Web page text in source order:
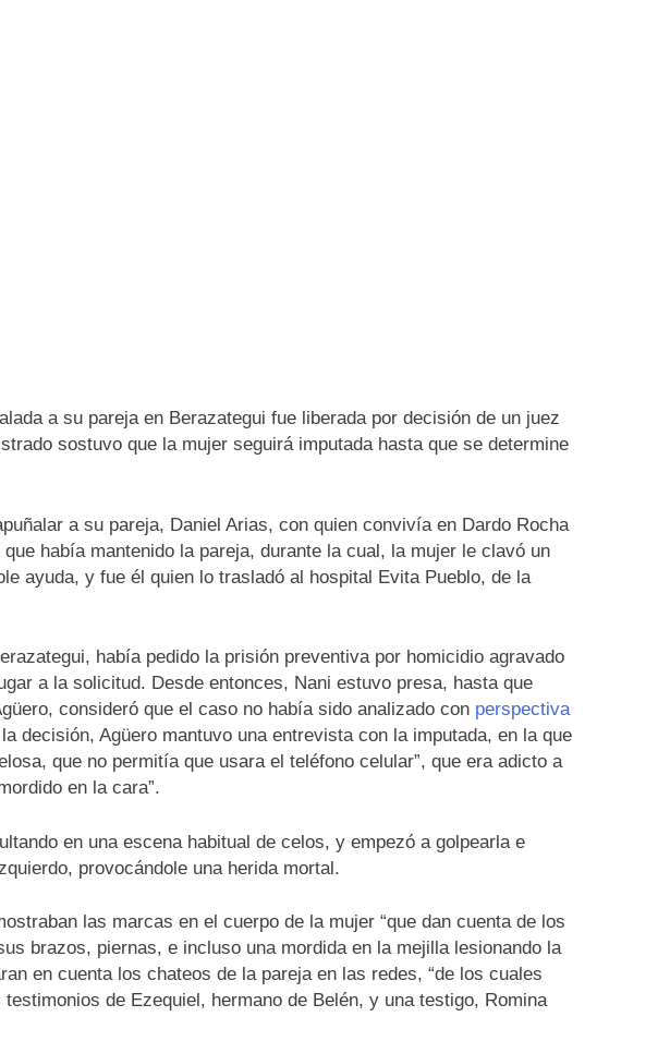
a su pareja en Berazategui fue liberada por decisión de un juez
sostuvo que la mujer seguirá imputada hasta que se determine
a su pareja, Daniel Arias, con quien convivía en Dardo Rocha
había mantenido la pareja, durante la cual, la mujer le clavó un
ayuda, y fue él quien lo trasladó al hospital Evita Pueblo, de la
había pedido la prisión preventiva por homicidio agravado
a la solicitud. Desde entonces, Nani estuvo presa, hasta que
consideró que el caso no había sido analizado con perspectiva
decisión, Agüero mantuvo una entrevista con la imputada, en la que
que no permitía que usara el teléfono celular”, que era adicto a
en la cara”.
en una escena habitual de celos, y empezó a golpearla e
provocándole una herida mortal.
las marcas en el cuerpo de la mujer “que dan cuenta de los
brazos, piernas, e incluso una mordida en la mejilla lesionando la
en cuenta los chateos de la pareja en las redes, “de los cuales
de Ezequiel, hermano de Belén, y una testigo, Romina